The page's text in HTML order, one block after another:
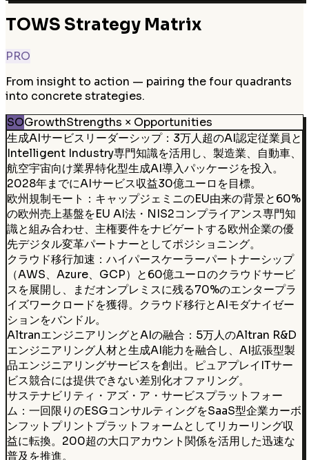
TOWS Strategy Matrix
PRO
From insight to action — pairing the four quadrants
into concrete strategies.
SOGrowthStrengths × Opportunities
生成AIサービスリーダーシップ：3万人超のAI認定従業員と
Intelligent Industry専門知識を活用し、製造業、自動車、
航空宇宙向け業界特化型生成AI導入パッケージを投入。
2028年までにAIサービス収益30億ユーロを目標。
欧州規制モート：キャップジェミニのEU由来の背景と60%
の欧州売上基盤をEU AI法・NIS2コンプライアンス専門知
識と組み合わせ、主権要件をナビゲートする欧州企業の優
先デジタル変革パートナーとしてポジショニング。
クラウド移行加速：ハイパースケーラーパートナーシップ
（AWS、Azure、GCP）と60億ユーロのクラウドサービ
スを展開し、まだオンプレミスに残る70%のエンタープラ
イズワークロードを獲得。クラウド移行とAIモダナイゼー
ションをバンドル。
AltranエンジニアリングとAIの融合：5万人のAltran R&D
エンジニアリング人材と生成AI能力を融合し、AI拡張型製
品エンジニアリングサービスを創出。ピュアプレイITサー
ビス競合には提供できない差別化オファリング。
サステナビリティ・アズ・ア・サービスプラットフォー
ム：一回限りのESGコンサルティングをSaaS型企業カーボ
ンフットプリントプラットフォームとしてリカーリング収
益に転換。200超の大口アカウント関係を活用した迅速な
普及を推進。